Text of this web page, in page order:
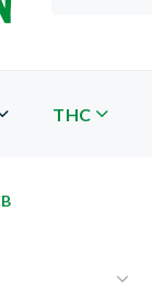
THC